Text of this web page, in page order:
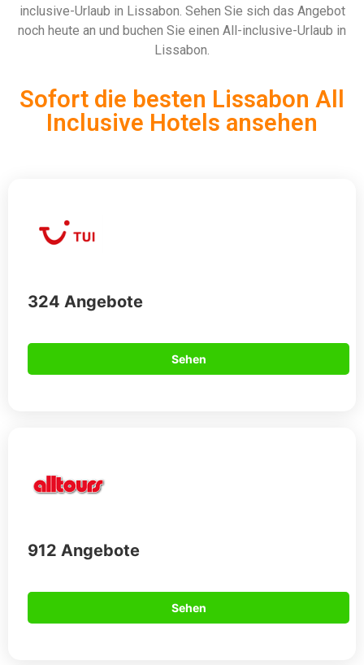
inclusive-Urlaub in Lissabon. Sehen Sie sich das Angebot
noch heute an und buchen Sie einen All-inclusive-Urlaub in
Lissabon.
Sofort die besten Lissabon All
Inclusive Hotels ansehen
324 Angebote
Sehen
912 Angebote
Sehen